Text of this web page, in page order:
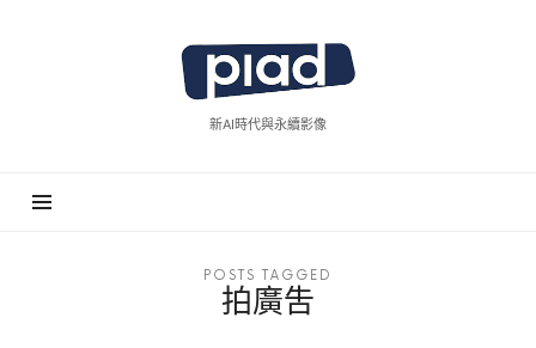
piad
拍
新AI時代與永續影像
POSTS TAGGED
拍廣吿